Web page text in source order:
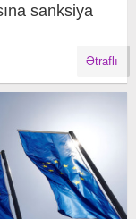
sanksiya
Ətraflı